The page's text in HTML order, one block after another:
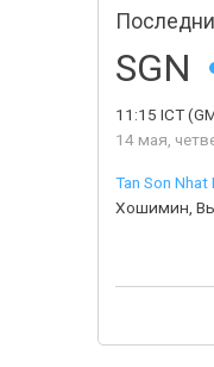
SGN
11:15 ICT
14 мая,
Tan Son
Хошимин,